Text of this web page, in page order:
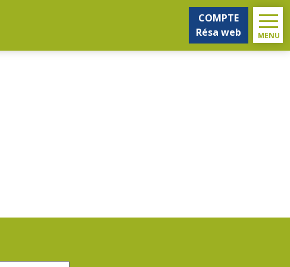
MENU
COMPTE
Résa web